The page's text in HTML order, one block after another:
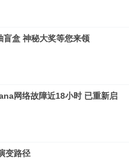
盲盒 神秘大奖等您来领
网络故障近18小时 已重新启
变路径